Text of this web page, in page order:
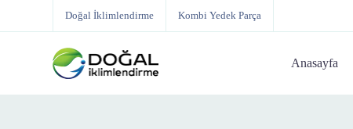
Doğal İklimlendirme Kombi Yedek Parça
Anasayfa